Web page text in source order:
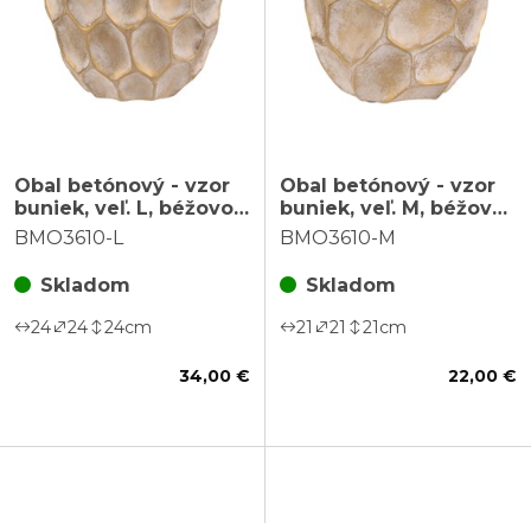
Obal betónový - vzor
buniek, veľ. L, béžovo-
zlatý
BMO3610-L
Skladom
24 24 24cm
34,00 €
Obal betónový - vzor
buniek, veľ. M, béžovo-
zlatý
BMO3610-M
Skladom
21 21 21cm
22,00 €